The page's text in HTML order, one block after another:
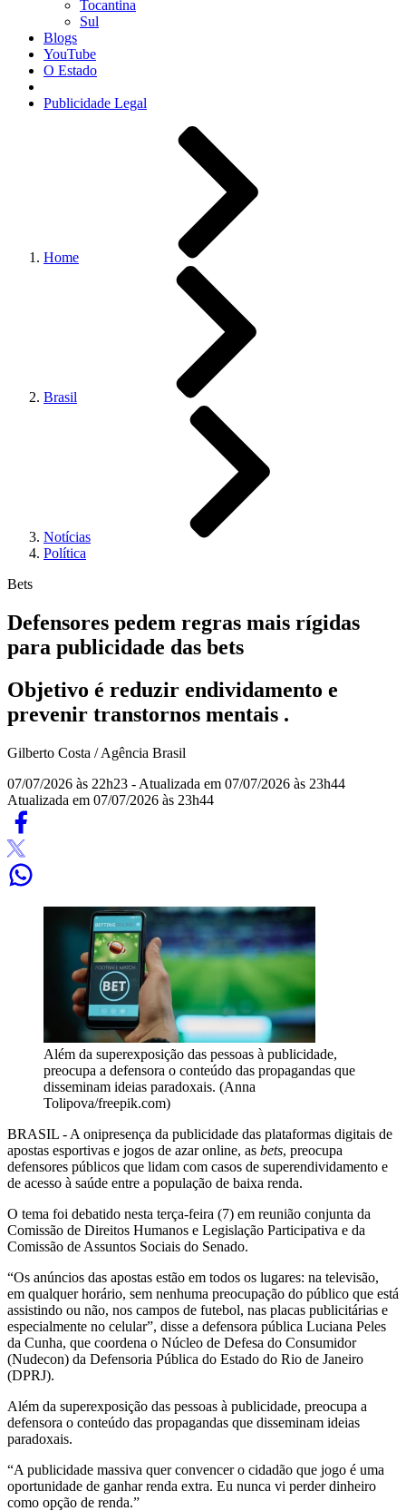
Tocantina
Sul
Blogs
YouTube
O Estado
Publicidade Legal
Home
Brasil
Notícias
Política
Bets
Defensores pedem regras mais rígidas
para publicidade das bets
Objetivo é reduzir endividamento e
prevenir transtornos mentais .
Gilberto Costa / Agência Brasil
07/07/2026 às 22h23 - Atualizada em 07/07/2026 às 23h44
Atualizada em 07/07/2026 às 23h44
Além da superexposição das pessoas à publicidade,
preocupa a defensora o conteúdo das propagandas que
disseminam ideias paradoxais. (Anna
Tolipova/freepik.com)
BRASIL - A onipresença da publicidade das plataformas digitais de
apostas esportivas e jogos de azar online, as bets, preocupa
defensores públicos que lidam com casos de superendividamento e
de acesso à saúde entre a população de baixa renda.
O tema foi debatido nesta terça-feira (7) em reunião conjunta da
Comissão de Direitos Humanos e Legislação Participativa e da
Comissão de Assuntos Sociais do Senado.
“Os anúncios das apostas estão em todos os lugares: na televisão,
em qualquer horário, sem nenhuma preocupação do público que está
assistindo ou não, nos campos de futebol, nas placas publicitárias e
especialmente no celular”, disse a defensora pública Luciana Peles
da Cunha, que coordena o Núcleo de Defesa do Consumidor
(Nudecon) da Defensoria Pública do Estado do Rio de Janeiro
(DPRJ).
Além da superexposição das pessoas à publicidade, preocupa a
defensora o conteúdo das propagandas que disseminam ideias
paradoxais.
“A publicidade massiva quer convencer o cidadão que jogo é uma
oportunidade de ganhar renda extra. Eu nunca vi perder dinheiro
como opção de renda.”